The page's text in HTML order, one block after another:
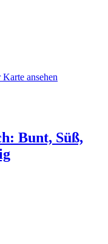
ansehen
Bunt, Süß,